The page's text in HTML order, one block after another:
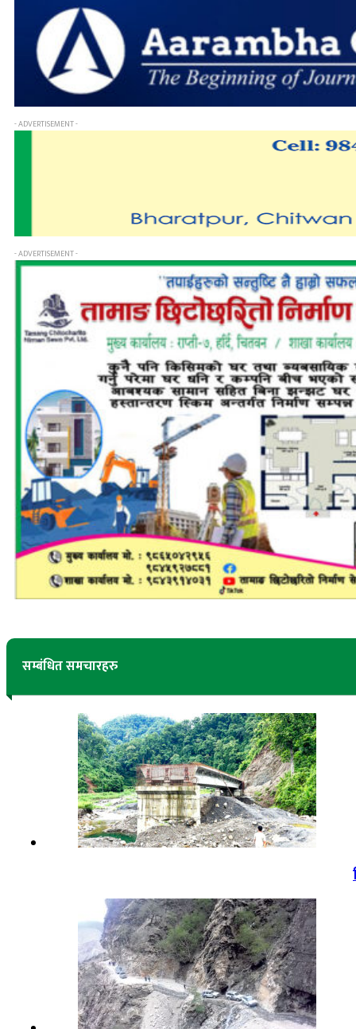
- ADVERTISEMENT -
- ADVERTISEMENT -
सम्बंधित समचारहरु